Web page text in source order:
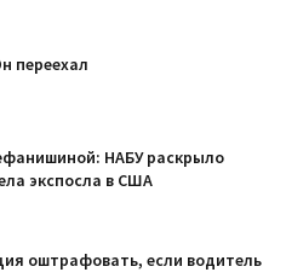
переехал
НАБУ раскрыло
экспосла в США
оштрафовать, если водитель